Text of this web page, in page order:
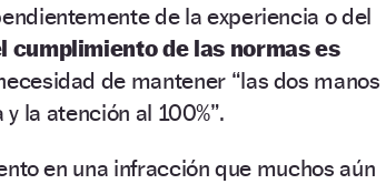
de la experiencia o del
cumplimiento de las normas es
de mantener “las dos manos
la atención al 100%”.
en una infracción que muchos aún